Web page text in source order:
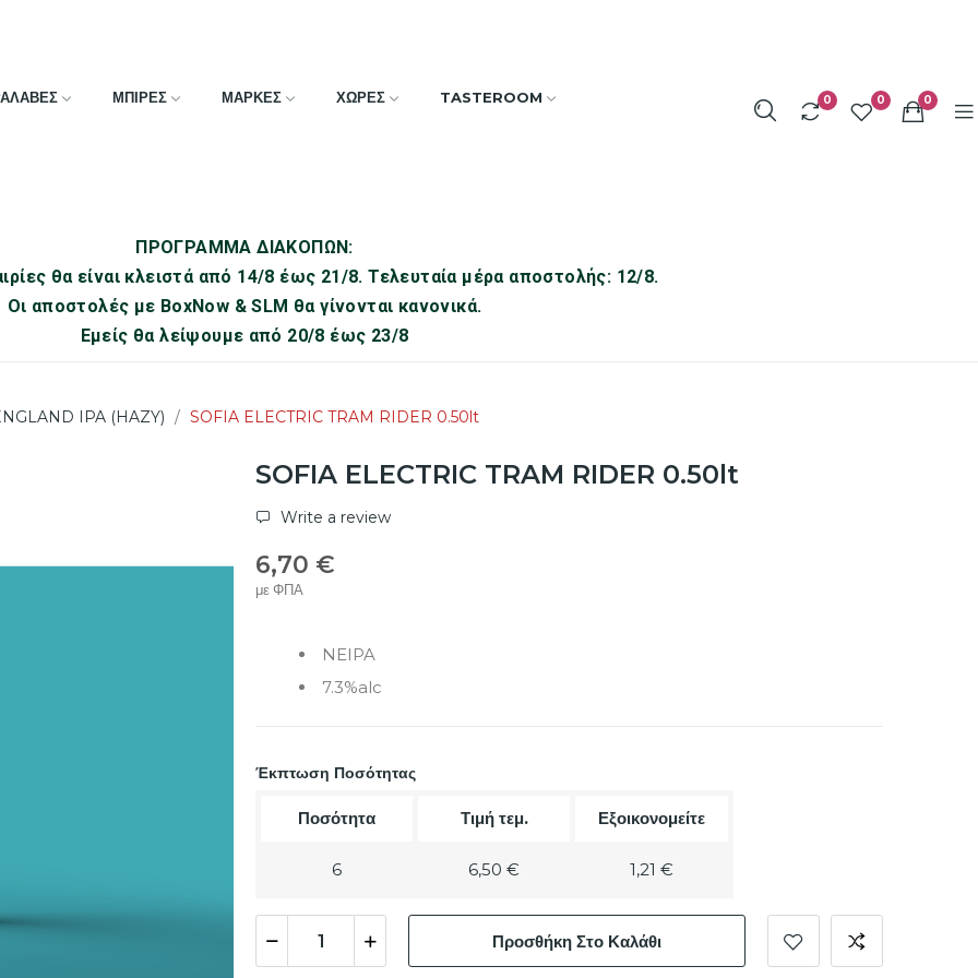
ΜΠΙΡΕΣ ΜΑΡΚΕΣ ΧΩΡΕΣ TASTEROOM 0 0 0
ΠΡΟΓΡΑΜΜΑ ΔΙΑΚΟΠΩΝ:
θα είναι κλειστά από 14/8 έως 21/8. Τελευταία μέρα αποστολής: 12/8.
Οι αποστολές με BoxNow & SLM θα γίνονται κανονικά.
Εμείς θα λείψουμε από 20/8 έως 23/8
IPA (HAZY) SOFIA ELECTRIC TRAM RIDER 0.50lt
SOFIA ELECTRIC TRAM RIDER 0.50lt
Write a review
6,70 €
με ΦΠΑ
NEIPA
7.3%alc
Έκπτωση Ποσότητας
Ποσότητα Τιμή τεμ. Εξοικονομείτε
6 6,50 € 1,21 €
Προσθήκη Στο Καλάθι